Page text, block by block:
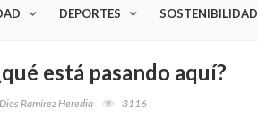
DEPORTES SOSTENIBILIDAD
está pasando aquí?
Ramírez Heredia 3116